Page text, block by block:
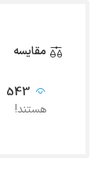
مقایسه
543
هستند!